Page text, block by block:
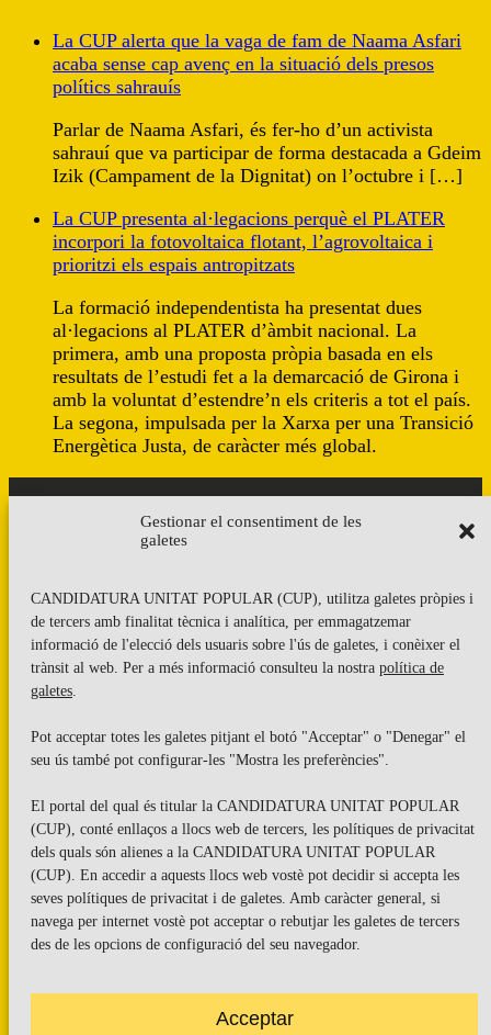
Gestionar el consentiment de les
galetes
CANDIDATURA UNITAT POPULAR (CUP), utilitza galetes pròpies i
de tercers amb finalitat tècnica i analítica, per emmagatzemar
informació de l'elecció dels usuaris sobre l'ús de galetes, i conèixer el
trànsit al web. Per a més informació consulteu la nostra política de
galetes.
Pot acceptar totes les galetes pitjant el botó "Acceptar" o "Denegar" el
seu ús també pot configurar-les "Mostra les preferències".
El portal del qual és titular la CANDIDATURA UNITAT POPULAR
(CUP), conté enllaços a llocs web de tercers, les polítiques de privacitat
dels quals són alienes a la CANDIDATURA UNITAT POPULAR
(CUP). En accedir a aquests llocs web vostè pot decidir si accepta les
seves polítiques de privacitat i de galetes. Amb caràcter general, si
navega per internet vostè pot acceptar o rebutjar les galetes de tercers
des de les opcions de configuració del seu navegador.
Acceptar
La CUP alerta que la vaga de fam de Naama Asfari
acaba sense cap avenç en la situació dels presos
polítics sahrauís
Parlar de Naama Asfari, és fer-ho d’un activista
sahrauí que va participar de forma destacada a Gdeim
Izik (Campament de la Dignitat) on l’octubre i […]
La CUP presenta al·legacions perquè el PLATER
incorpori la fotovoltaica flotant, l’agrovoltaica i
prioritzi els espais antropitzats
La formació independentista ha presentat dues
al·legacions al PLATER d’àmbit nacional. La
primera, amb una proposta pròpia basada en els
resultats de l’estudi fet a la demarcació de Girona i
amb la voluntat d’estendre’n els criteris a tot el país.
La segona, impulsada per la Xarxa per una Transició
Energètica Justa, de caràcter més global.
ENVIAR
Troba’ns a les xarxes socials
Carrer Casp 180 (baixos), Barcelona.